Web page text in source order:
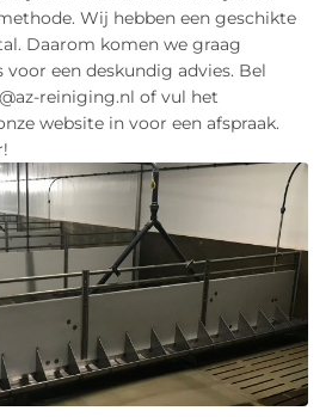
Wij hebben een geschikte
Daarom komen we graag
een deskundig advies. Bel
reiniging.nl of vul het
website in voor een afspraak.